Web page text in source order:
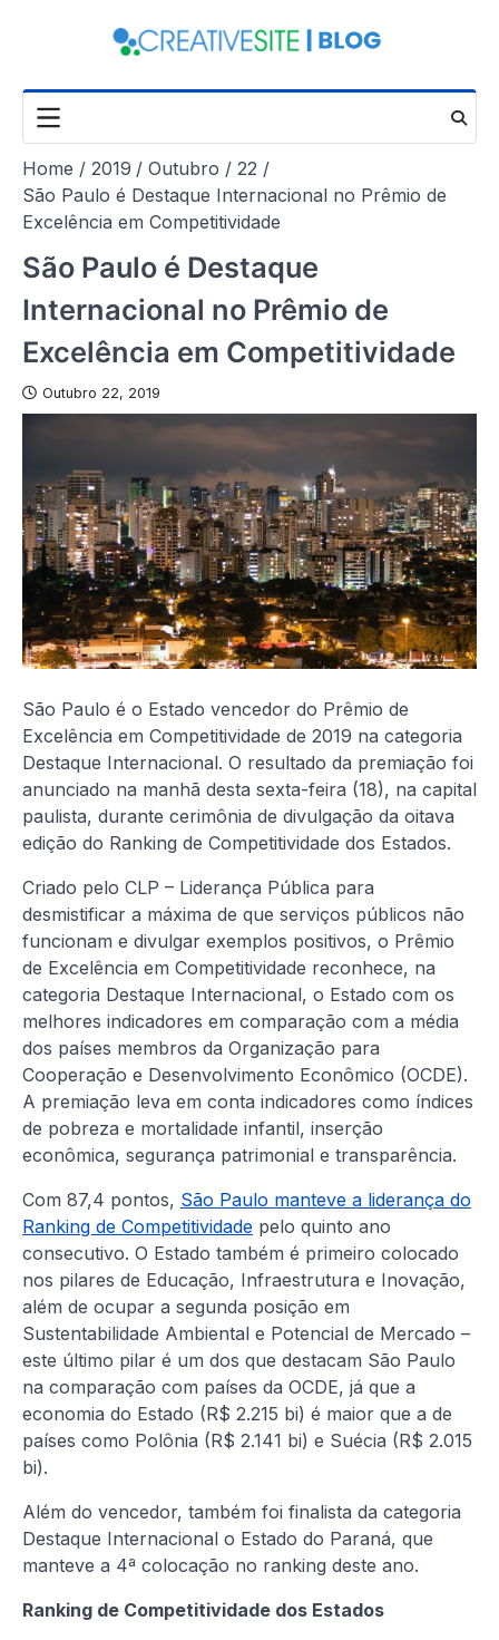
Home 2019 Outubro
22
São Paulo é Destaque Internacional no Prêmio de
Excelência em Competitividade
São Paulo é Destaque
Internacional no Prêmio de
Excelência em Competitividade
Outubro 22, 2019
São Paulo é o Estado vencedor do Prêmio de
Excelência em Competitividade de 2019 na categoria
Destaque Internacional. O resultado da premiação foi
anunciado na manhã desta sexta-feira (18), na capital
paulista, durante cerimônia de divulgação da oitava
edição do Ranking de Competitividade dos Estados.
Criado pelo CLP – Liderança Pública para
desmistificar a máxima de que serviços públicos não
funcionam e divulgar exemplos positivos, o Prêmio
de Excelência em Competitividade reconhece, na
categoria Destaque Internacional, o Estado com os
melhores indicadores em comparação com a média
dos países membros da Organização para
Cooperação e Desenvolvimento Econômico (OCDE).
A premiação leva em conta indicadores como índices
de pobreza e mortalidade infantil, inserção
econômica, segurança patrimonial e transparência.
Com 87,4 pontos, São Paulo manteve a liderança do
Ranking de Competitividade pelo quinto ano
consecutivo. O Estado também é primeiro colocado
nos pilares de Educação, Infraestrutura e Inovação,
além de ocupar a segunda posição em
Sustentabilidade Ambiental e Potencial de Mercado –
este último pilar é um dos que destacam São Paulo
na comparação com países da OCDE, já que a
economia do Estado (R$ 2.215 bi) é maior que a de
países como Polônia (R$ 2.141 bi) e Suécia (R$ 2.015
bi).
Além do vencedor, também foi finalista da categoria
Destaque Internacional o Estado do Paraná, que
manteve a 4ª colocação no ranking deste ano.
Ranking de Competitividade dos Estados